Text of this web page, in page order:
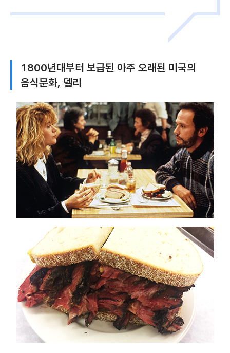
1800년대부터 보급된 아주 오래된 미국의
음식문화, 델리